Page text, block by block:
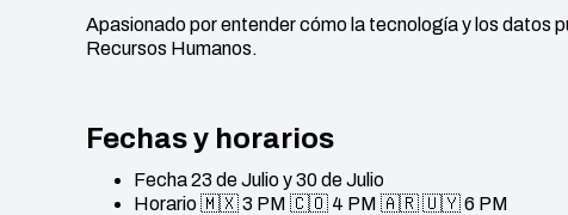
Apasionado por entender cómo la tecnología y los datos
Recursos Humanos.
Fechas y horarios
Fecha 23 de Julio y 30 de Julio
Horario 🇲🇽 3 PM 🇨🇴 4 PM 🇦🇷 🇺🇾 6 PM